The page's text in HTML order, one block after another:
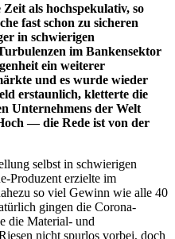
als hochspekulativ, so
fast schon zu sicheren
in schwierigen
im Bankensektor
ein weiterer
und es wurde wieder
erstaunlich, kletterte die
Unternehmens der Welt
— die Rede ist von der
selbst in schwierigen
Produzent erzielte im
so viel Gewinn wie alle 40
gingen die Corona-
die Material- und
nicht spurlos vorbei, doch